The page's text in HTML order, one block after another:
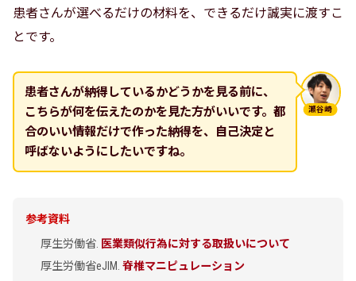
患者さんが選べるだけの材料を、できるだけ誠実に渡すこ
とです。
瀬谷崎
患者さんが納得しているかどうかを見る前に、
こちらが何を伝えたのかを見た方がいいです。都
合のいい情報だけで作った納得を、自己決定と
呼ばないようにしたいですね。
参考資料
厚生労働省. 医業類似行為に対する取扱いについて
厚生労働省eJIM.脊椎マニピュレーション